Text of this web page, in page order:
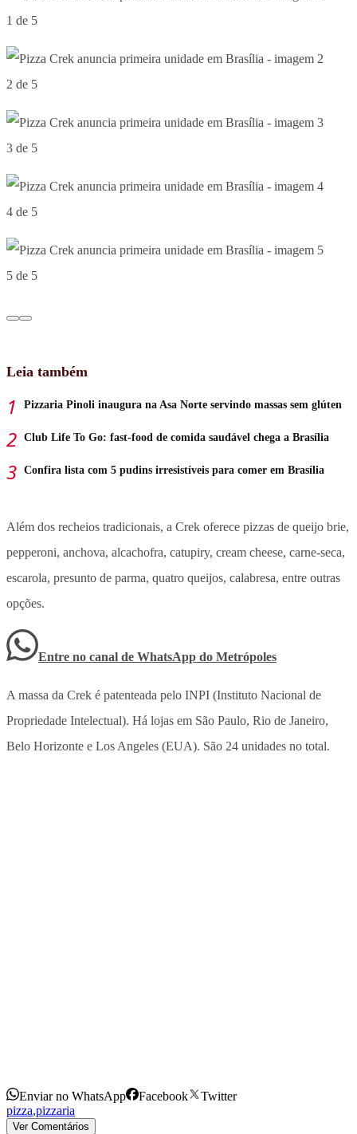
1 de 5
2 de 5
3 de 5
4 de 5
5 de 5
Leia também
Pizzaria Pinoli inaugura na Asa Norte servindo massas sem glúten
Club Life To Go: fast-food de comida saudável chega a Brasília
Confira lista com 5 pudins irresistíveis para comer em Brasília
Além dos recheios tradicionais, a Crek oferece pizzas de queijo brie,
pepperoni, anchova, alcachofra, catupiry, cream cheese, carne-seca,
escarola, presunto de parma, quatro queijos, calabresa, entre outras
opções.
Entre no canal de WhatsApp do Metrópoles
A massa da Crek é patenteada pelo INPI (Instituto Nacional de
Propriedade Intelectual). Há lojas em São Paulo, Rio de Janeiro,
Belo Horizonte e Los Angeles (EUA). São 24 unidades no total.
Enviar no WhatsApp Facebook
Twitter
pizza,pizzaria
Ver Comentários